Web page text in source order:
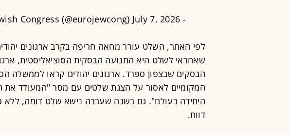
- European Jewish Congress (@eurojewcong)
July 7, 2026
לפי האתר, השלט עורר מחאה חריפה בקרב ארגונים
שאחראי לשלט היא התנועה הבסקית הסוציאליסטית,
הבסקים שבצפון ספרד. ארגונים יהודים קראו לממשלה
המקומיים לאסור על הצגת שלטים עם מסר "המעודד את
היחידה בעולם". גם בשנה שעברה נישא שלט דומה, ללא
דווח.